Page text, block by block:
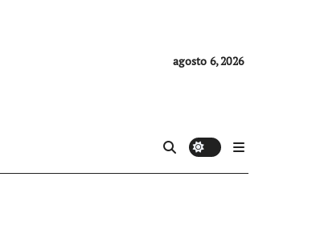
agosto 6, 2026